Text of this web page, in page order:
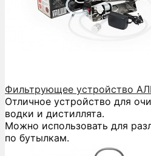
Фильтрующее устройство
Отличное устройство для
водки и дистиллята.
Можно использовать для
по бутылкам.